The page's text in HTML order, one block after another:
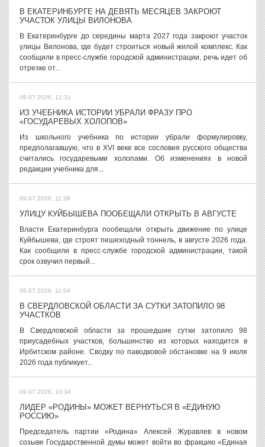
В ЕКАТЕРИНБУРГЕ НА ДЕВЯТЬ МЕСЯЦЕВ ЗАКРОЮТ
УЧАСТОК УЛИЦЫ ВИЛОНОВА
В Екатеринбурге до середины марта 2027 года закроют участок
улицы Вилонова, где будет строиться новый жилой комплекс. Как
сообщили в пресс-службе городской администрации, речь идет об
отрезке от...
09.07.2026, 12:31
ИЗ УЧЕБНИКА ИСТОРИИ УБРАЛИ ФРАЗУ ПРО
«ГОСУДАРЕВЫХ ХОЛОПОВ»
Из школьного учебника по истории убрали формулировку,
предполагавшую, что в XVI веке все сословия русского общества
считались государевыми холопами. Об изменениях в новой
редакции учебника для...
09.07.2026, 11:38
УЛИЦУ КУЙБЫШЕВА ПООБЕЩАЛИ ОТКРЫТЬ В АВГУСТЕ
Власти Екатеринбурга пообещали открыть движение по улице
Куйбышева, где строят пешеходный тоннель, в августе 2026 года.
Как сообщили в пресс-службе городской администрации, такой
срок озвучил первый...
09.07.2026, 11:04
В СВЕРДЛОВСКОЙ ОБЛАСТИ ЗА СУТКИ ЗАТОПИЛО 98
УЧАСТКОВ
В Свердловской области за прошедшие сутки затопило 98
приусадебных участков, большинство из которых находится в
Ирбитском районе. Сводку по паводковой обстановке на 9 июля
2026 года публикует...
09.07.2026, 10:34
ЛИДЕР «РОДИНЫ» МОЖЕТ ВЕРНУТЬСЯ В «ЕДИНУЮ
РОССИЮ»
Председатель партии «Родина» Алексей Журавлев в новом
созыве Государственной думы может войти во фракцию «Единая